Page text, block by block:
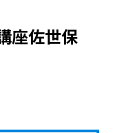
座佐世保